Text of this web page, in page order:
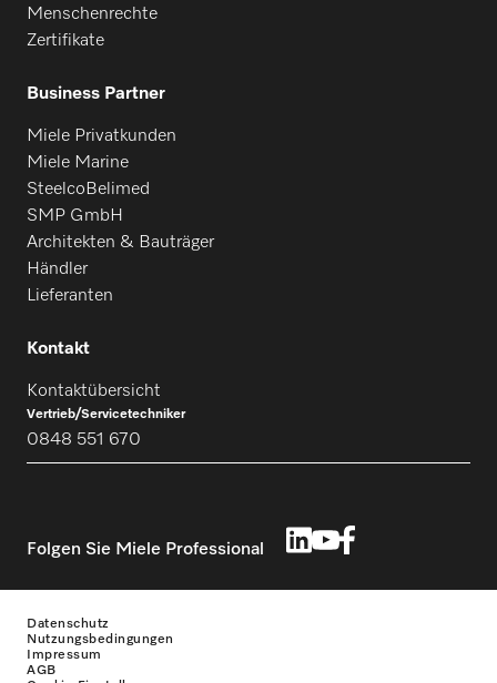
Menschenrechte
Zertifikate
Business Partner
Miele Privatkunden
Miele Marine
SteelcoBelimed
SMP GmbH
Architekten & Bauträger
Händler
Lieferanten
Kontakt
Kontaktübersicht
Vertrieb/Servicetechniker
0848 551 670
Folgen Sie Miele Professional
Datenschutz
Nutzungsbedingungen
Impressum
AGB